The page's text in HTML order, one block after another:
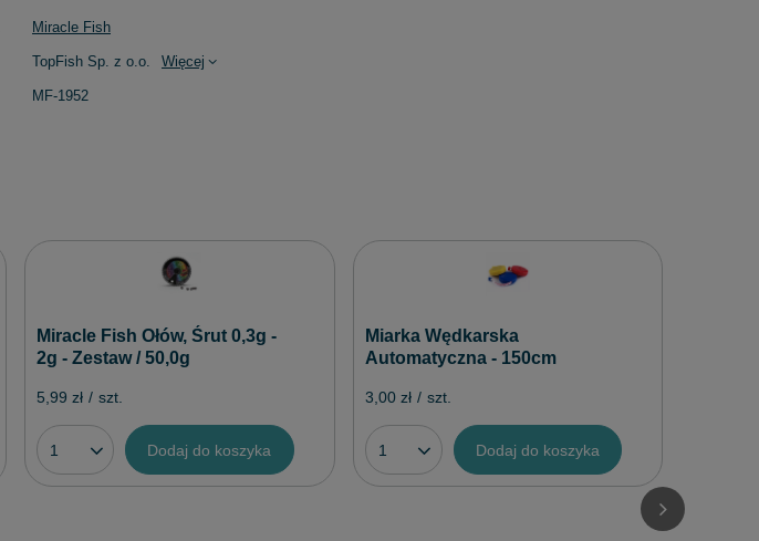
Miracle Fish
TopFish Sp. z o.o. Więcej
MF-1952
Miracle Fish Ołów, Śrut 0,3g -
2g - Zestaw / 50,0g
5,99 zł / szt.
Dodaj do koszyka
Miarka Wędkarska
Automatyczna - 150cm
3,00 zł / szt.
Dodaj do koszyka